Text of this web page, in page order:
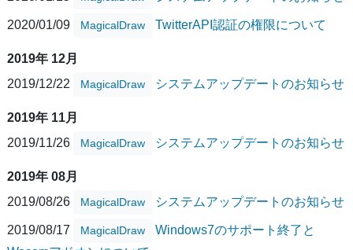
2020/01/09 MagicalDraw TwitterAPI認証の権限について
2019年 12月
2019/12/22
MagicalDraw システムアップデートのお知らせ
2019年 11月
2019/11/26
MagicalDraw システムアップデートのお知らせ
2019年 08月
2019/08/26
MagicalDraw システムアップデートのお知らせ
2019/08/17 MagicalDraw
Windows7のサポート終了と